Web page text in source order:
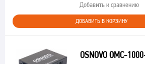
Добавить к сравнению
ДОБАВИТЬ В КОРЗИНУ
OSNOVO OMC-